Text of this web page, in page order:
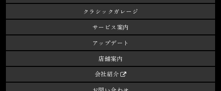
クラシックガレージ
サービス案内
アップデート
店舗案内
会社紹介